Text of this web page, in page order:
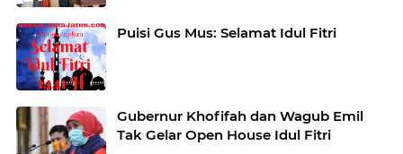
Puisi Gus Mus: Selamat Idul Fitri
Gubernur Khofifah dan Wagub Emil
Tak Gelar Open House Idul Fitri